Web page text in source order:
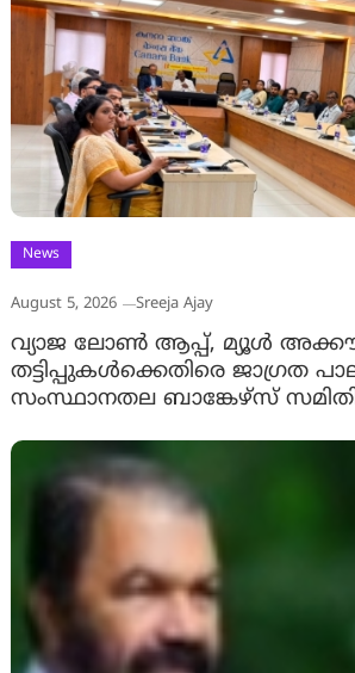
News
August 5, 2026 Sreeja Ajay
വ്യാജ ലോൺ ആപ്പ്, മ്യൂൾ
തട്ടിപ്പുകൾക്കെതിരെ ജാ​ഗ്രത
സംസ്ഥാനതല ബാങ്കേഴ്സ്